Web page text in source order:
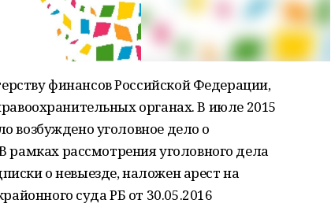
финансов Российской Федерации,
органах. В июле 2015
возбуждено уголовное дело о
рассмотрения уголовного дела
о невыезде, наложен арест на
суда РБ от 30.05.2016